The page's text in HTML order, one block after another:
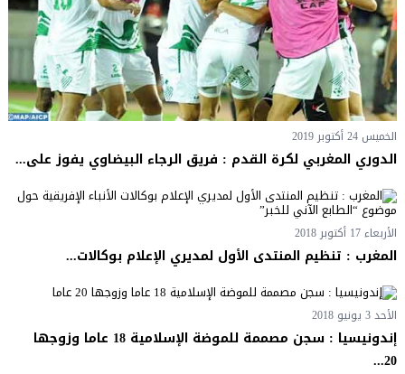
الخميس 24 أكتوبر 2019
الدوري المغربي لكرة القدم : فريق الرجاء البيضاوي يفوز على...
الأربعاء 17 أكتوبر 2018
المغرب : تنظيم المنتدى الأول لمديري الإعلام بوكالات...
الأحد 3 يونيو 2018
إندونيسيا : سجن مصممة للموضة الإسلامية 18 عاما وزوجها
20...